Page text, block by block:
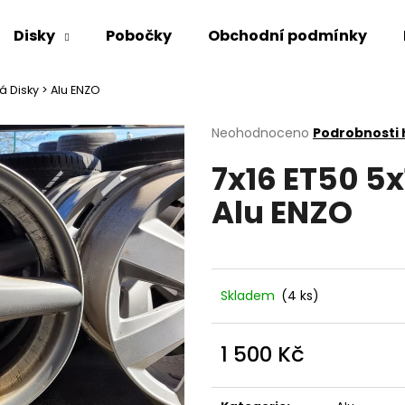
Disky Pobočky Obchodní podmínky
Disky > Alu ENZO
Průměrné
produktu
je
0,0
z
Neohodnoceno Podrobnosti
7x16 ET50
Alu ENZO
Skladem (4 ks)
1 500 Kč
cena:
Co potřebujete najít?
HLEDAT
Doporučujeme